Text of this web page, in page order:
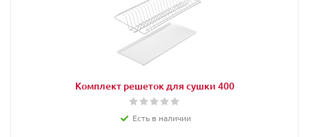
Комплект решеток для сушки 400
Есть в наличии